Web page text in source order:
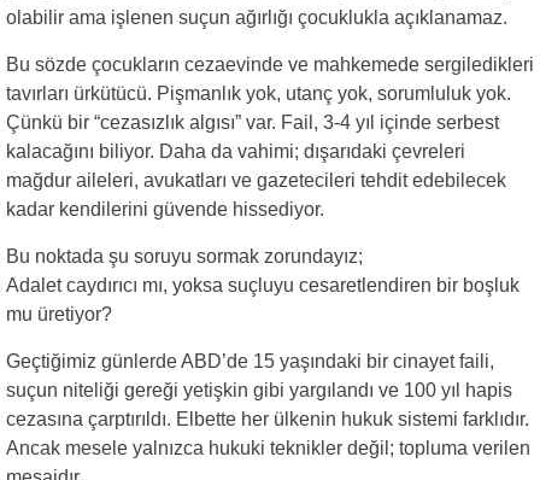
olabilir ama işlenen suçun ağırlığı çocuklukla açıklanamaz.
Bu sözde çocukların cezaevinde ve mahkemede sergiledikleri
tavırları ürkütücü. Pişmanlık yok, utanç yok, sorumluluk yok.
Çünkü bir “cezasızlık algısı” var. Fail, 3-4 yıl içinde serbest
kalacağını biliyor. Daha da vahimi; dışarıdaki çevreleri
mağdur aileleri, avukatları ve gazetecileri tehdit edebilecek
kadar kendilerini güvende hissediyor.
Bu noktada şu soruyu sormak zorundayız;
Adalet caydırıcı mı, yoksa suçluyu cesaretlendiren bir boşluk
mu üretiyor?
Geçtiğimiz günlerde ABD’de 15 yaşındaki bir cinayet faili,
suçun niteliği gereği yetişkin gibi yargılandı ve 100 yıl hapis
cezasına çarptırıldı. Elbette her ülkenin hukuk sistemi farklıdır.
Ancak mesele yalnızca hukuki teknikler değil; topluma verilen